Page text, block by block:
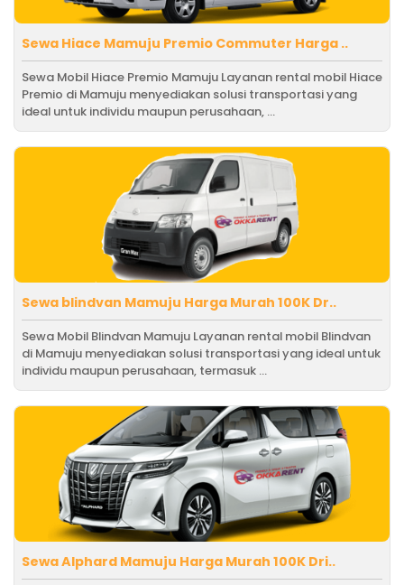
Sewa Hiace Mamuju Premio Commuter Harga ..
Sewa Mobil Hiace Premio Mamuju Layanan rental mobil Hiace
Premio di Mamuju menyediakan solusi transportasi yang
ideal untuk individu maupun perusahaan, ...
Sewa blindvan Mamuju Harga Murah 100K Dr..
Sewa Mobil Blindvan Mamuju Layanan rental mobil Blindvan
di Mamuju menyediakan solusi transportasi yang ideal untuk
individu maupun perusahaan, termasuk ...
Sewa Alphard Mamuju Harga Murah 100K Dri..